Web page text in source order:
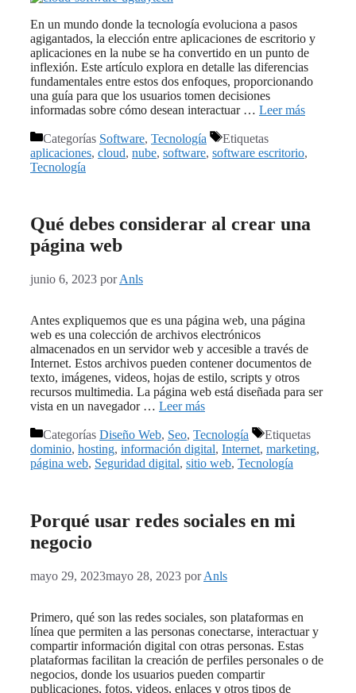
En un mundo donde la tecnología evoluciona a pasos
agigantados, la elección entre aplicaciones de escritorio y
aplicaciones en la nube se ha convertido en un punto de
inflexión. Este artículo explora en detalle las diferencias
fundamentales entre estos dos enfoques, proporcionando
una guía para que los usuarios tomen decisiones
informadas sobre cómo desean interactuar … Leer más
Categorías Software, Tecnología
Etiquetas
aplicaciones, cloud, nube, software, software escritorio,
Tecnología
Qué debes considerar al crear una
página web
junio 6, 2023 porAnls
Antes expliquemos que es una página web, una página
web es una colección de archivos electrónicos
almacenados en un servidor web y accesible a través de
Internet. Estos archivos pueden contener documentos de
texto, imágenes, videos, hojas de estilo, scripts y otros
recursos multimedia. La página web está diseñada para ser
vista en un navegador … Leer más
Categorías Diseño Web, Seo, Tecnología
Etiquetas
dominio, hosting, información digital, Internet, marketing,
página web, Seguridad digital, sitio web, Tecnología
Porqué usar redes sociales en mi
negocio
mayo 29, 2023mayo 28, 2023 porAnls
Primero, qué son las redes sociales, son plataformas en
línea que permiten a las personas conectarse, interactuar y
compartir información digital con otras personas. Estas
plataformas facilitan la creación de perfiles personales o de
negocios, donde los usuarios pueden compartir
publicaciones, fotos, videos, enlaces y otros tipos de